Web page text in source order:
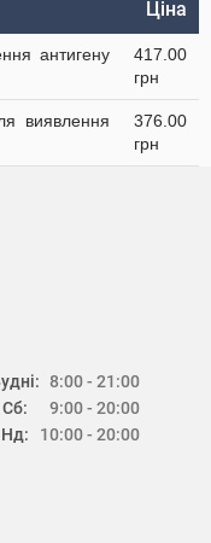
Ціна
антигену
417.00
грн
виявлення
376.00
грн
Сб:
Нд:
8:00 - 21:00
9:00 - 20:00
10:00 - 20:00